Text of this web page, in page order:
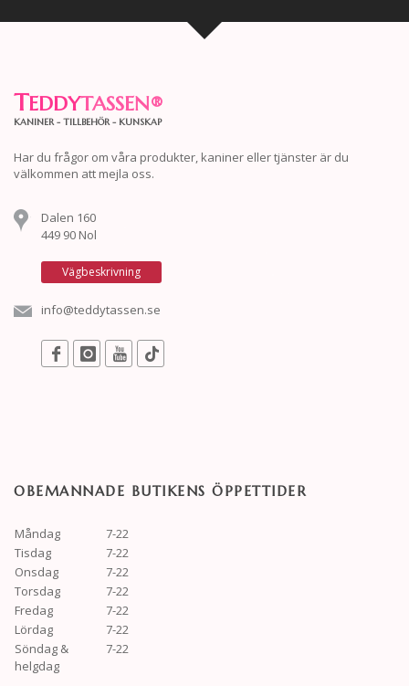
TEDDYTASSEN®
KANINER - TILLBEHÖR - KUNSKAP
Har du frågor om våra produkter, kaniner eller tjänster är du
välkommen att mejla oss.
Dalen 160
449 90 Nol
Vägbeskrivning
info@teddytassen.se
OBEMANNADE BUTIKENS ÖPPETTIDER
Måndag
7-22
Tisdag
7-22
Onsdag
7-22
Torsdag
7-22
Fredag
7-22
Lördag
7-22
Söndag &
helgdag
7-22